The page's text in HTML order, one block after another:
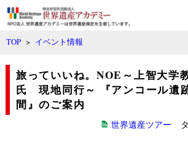
TOP > イベント情報
旅っていいね。NOE～上智大学
氏 現地同行～ 『アンコール遺
間』のご案内
世界遺産ツアー タ